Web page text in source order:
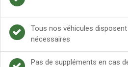
Tous nos véhicules
nécessaires
Pas de suppléments en cas